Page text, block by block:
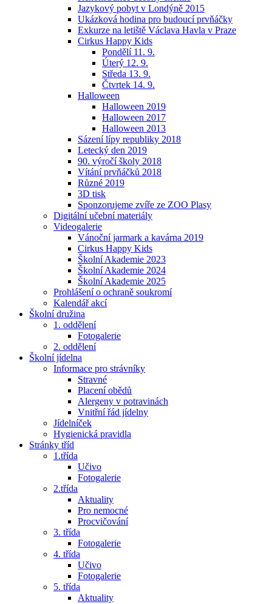
Jazykový pobyt v Londýně 2015
Ukázková hodina pro budoucí prvňáčky
Exkurze na letiště Václava Havla v Praze
Cirkus Happy Kids
Pondělí 11. 9.
Úterý 12. 9.
Středa 13. 9.
Čtvrtek 14. 9.
Halloween
Halloween 2019
Halloween 2017
Halloween 2013
Sázení lípy republiky 2018
Letecký den 2019
90. výročí školy 2018
Vítání prvňáčků 2018
Různé 2019
3D tisk
Sponzorujeme zvíře ze ZOO Plasy
Digitální učební materiály
Videogalerie
Vánoční jarmark a kavárna 2019
Cirkus Happy Kids
Školní Akademie 2023
Školní Akademie 2024
Školní Akademie 2025
Prohlášení o ochraně soukromí
Kalendář akcí
Školní družina
1. oddělení
Fotogalerie
2. oddělení
Školní jídelna
Informace pro strávníky
Stravné
Placení obědů
Alergeny v potravinách
Vnitřní řád jídelny
Jídelníček
Hygienická pravidla
Stránky tříd
1.třída
Učivo
Fotogalerie
2.třída
Aktuality
Pro nemocné
Procvičování
3. třída
Fotogalerie
4. třída
Učivo
Fotogalerie
5. třída
Aktuality